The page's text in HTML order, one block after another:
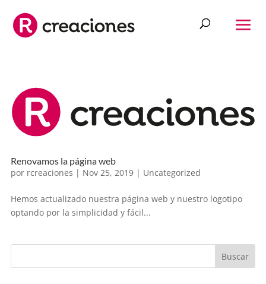
Renovamos la página web
por rcreaciones | Nov 25, 2019| Uncategorized
Hemos actualizado nuestra página web y nuestro logotipo
optando por la simplicidad y fácil...